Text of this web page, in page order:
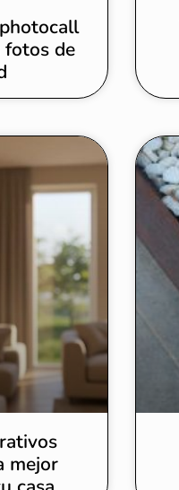
fotos de
mejor